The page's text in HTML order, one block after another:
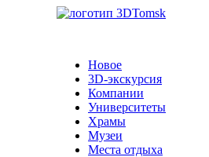
Новое
3D-экскурсия
Компании
Университеты
Храмы
Музеи
Места отдыха